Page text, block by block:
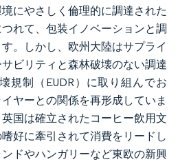
にやさしく倫理的に調達された
れて、包装イノベーションと調
。しかし、欧州大陸はサプライ
ビリティと森林破壊のない調達
規制（EUDR）に取り組んでお
ヤーとの関係を再形成していま
国は確立されたコーヒー飲用文
好に牽引されて消費をリードし
ドやハンガリーなど東欧の新興